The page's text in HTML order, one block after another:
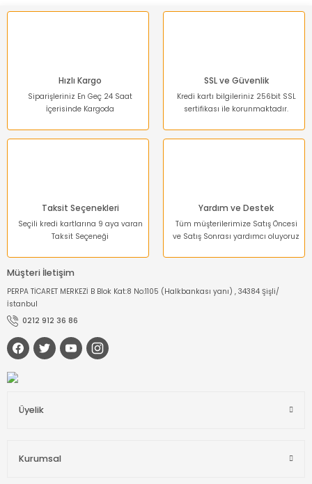
Ürün bilgilerinde hatalar bulunuyor.
Hızlı Kargo
Siparişleriniz En Geç 24 Saat
İçerisinde Kargoda
SSL ve Güvenlik
Kredi kartı bilgileriniz 256bit SSL
sertifikası ile korunmaktadır.
Taksit Seçenekleri
Seçili kredi kartlarına 9 aya varan
Taksit Seçeneği
Yardım ve Destek
Tüm müşterilerimize Satış Öncesi
ve Satış Sonrası yardımcı oluyoruz
Müşteri İletişim
PERPA TİCARET MERKEZİ B Blok Kat:8 No:1105 (Halkbankası yanı) , 34384 Şişli/
İstanbul
0212 912 36 86
Üyelik
Kurumsal